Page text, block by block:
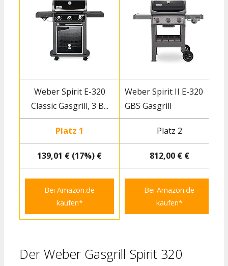
Weber Spirit E-320
Classic Gasgrill, 3 B...
Weber Spirit II E-320
GBS Gasgrill
Platz 1 Platz 2
139,01 € (17%) € 812,00 € €
Bei Amazon.de
kaufen*
Bei Amazon.de
kaufen*
Der Weber Gasgrill Spirit 320